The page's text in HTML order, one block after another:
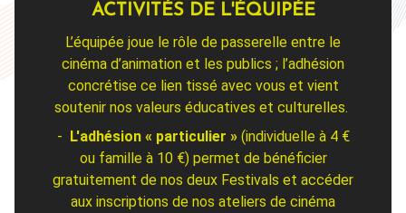
ACTIVITÉS DE L'ÉQUIPÉE
L’équipée joue le rôle de passerelle entre le
cinéma d’animation et les publics ; l’adhésion
concrétise ce lien tissé avec vous et vient
soutenir nos valeurs éducatives et culturelles.
- L'adhésion « particulier »(individuelle à 4 €
ou famille à 10 €) permet de bénéficier
gratuitement de nos deux Festivals et accéder
aux inscriptions de nos ateliers de cinéma